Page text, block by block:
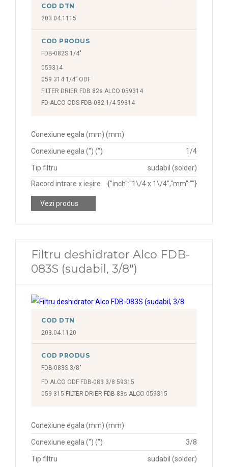
COD DTN
203.04.1115
COD PRODUS
FDB-082S 1/4"
059314
059 314 1/4” ODF
FILTER DRIER FDB 82s ALCO 059314
FD ALCO ODS FDB-082 1/4 59314
Conexiune egala (mm) (mm)
Conexiune egala (") (") 1/4
Tip filtru
sudabil (solder)
Racord intrare x ieșire
{"inch":"1\/4 x 1\/4","mm":""}
Vezi produs
Filtru deshidrator Alco FDB-
083S (sudabil, 3/8")
COD DTN
203.04.1120
COD PRODUS
FDB-083S 3/8"
FD ALCO ODF FDB-083 3/8 59315
059 315 FILTER DRIER FDB 83s ALCO 059315
Conexiune egala (mm) (mm)
Conexiune egala (") (") 3/8
Tip filtru
sudabil (solder)